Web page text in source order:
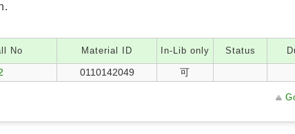
No Material ID In-Lib only Status
0110142049 可